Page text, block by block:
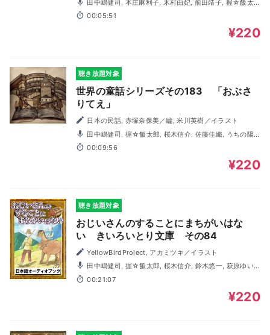
郎, 桜木信介
00:05:51
¥220
聴き放題対象
世界の童話シリーズその183 「おぶさ
りてえ」
日本の民話, 赤塚奈保美／編, 米川英樹／イラスト
子
00:09:56
¥220
聴き放題対象
おじいさんのすることにまちがいはな
い きいろいとり文庫 その84
YellowBirdProject, アカミツキ／イラスト
みのり
00:21:07
¥220